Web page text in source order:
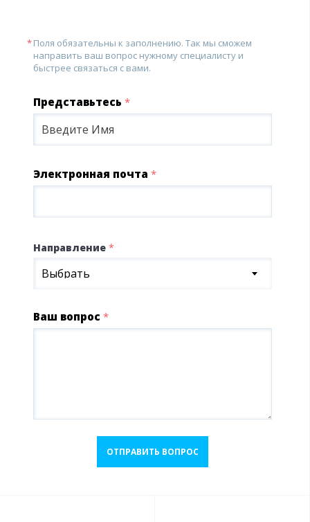
Поля обязательны к заполнению. Так мы сможем
направить ваш вопрос нужному специалисту и
быстрее связаться с вами.
Представьтесь *
Электронная почта *
Направление *
Выбрать
Ваш вопрос *
ОТПРАВИТЬ ВОПРОС